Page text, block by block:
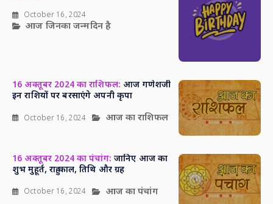
October 16, 2024
आज जिनका जन्मदिन है
16 अक्तूबर 2024 का राशिफल: आज गणेशजी
इन राशियों पर बरसाएंगे अपनी कृपा
October 16, 2024 आज का राशिफल
16 अक्तूबर 2024 का पंचांग: जानिए आज का
शुभ मुहूर्त, राहु काल, तिथि और ग्रह
October 16, 2024 आज का पंचांग